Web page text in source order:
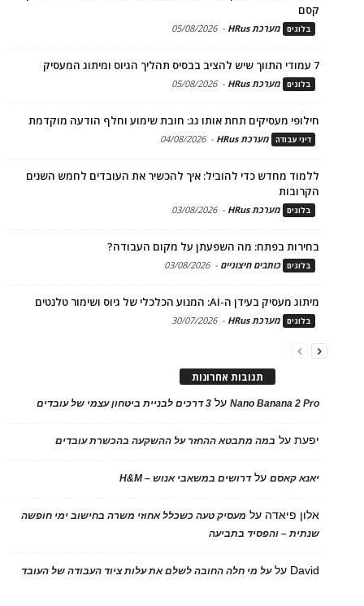
קסם
בלוגים מערכת HRus -
05/08/2026
7 עמודי התווך שיש להציב בבסיס תהליך הגיוס ומיתוג המעסיק
בלוגים מערכת HRus -
05/08/2026
חילופי מעסיקים תחת אותו גג: חובת שימוע וחלף הודעה מוקדמת
דיני עבודה מערכת HRus -
04/08/2026
ללמוד מחדש כדי להוביל: איך להכשיר את העובדים לחמש השנים
הקרובות
בלוגים מערכת HRus -
03/08/2026
בחירות בפתח: מה השפעתן על מקום העבודה?
בלוגים כותבים חיצוניים -
03/08/2026
מיתוג מעסיק בעידן ה-AI: המנוע הכלכלי של גיוס ושימור טלנטים
בלוגים מערכת HRus -
30/07/2026
תגובות אחרונות
Nano Banana 2 Proעל 3 דרכים לבניית ביטחון עצמי של עובדים
יפעתעל במה מתבטא ההחזר על ההשקעה בהכשרת עובדים
יאנא קאסםעלדרושים במשאבי אנוש – H&M
אלון פיאדה על מעסיק טעה כשכלל אחוזי משרה בחישוב ימי חופשה
שנתית – והפסיד בתביעה
David עלעל מי חלה החובה לשלם את עלות ציוד העבודה של העובד